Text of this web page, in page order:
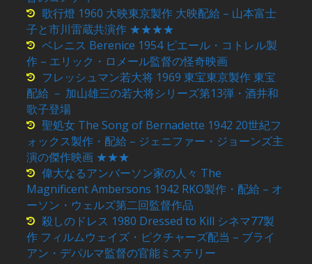
歌行燈 1960 大映東京製作 大映配給 – 山本富士
子と市川雷蔵共演作 ★★★★
ベレニス Berenice 1954 ピエール・コトレル製
作 – エリック・ロメール監督の怪奇映画
フレッシュマン若大将 1969 東宝東京製作 東宝
配給 － 加山雄三の若大将シリーズ第13弾・酒井和
歌子登場
聖処女 The Song of Bernadette 1942 20世紀フ
ォックス製作・配給 – ジェニファー・ジョーンズ主
演の傑作映画 ★★★
偉大なるアンバーソン家の人々 The
Magnificent Ambersons 1942 RKO製作・配給 – オ
ーソン・ウェルズ第二回監督作品
殺しのドレス 1980 Dressed to Kill シネマ77製
作 フィルムウェイズ・ピクチャーズ配当 – ブライ
アン・デパルマ監督の官能ミステリー